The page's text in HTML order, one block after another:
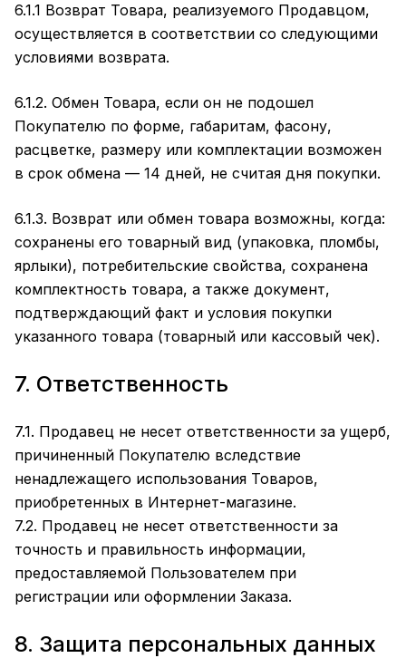
6.1.1 Возврат Товара, реализуемого Продавцом,
осуществляется в соответствии со следующими
условиями возврата.
6.1.2. Обмен Товара, если он не подошел
Покупателю по форме, габаритам, фасону,
расцветке, размеру или комплектации возможен
в срок обмена — 14 дней, не считая дня покупки.
6.1.3. Возврат или обмен товара возможны, когда:
сохранены его товарный вид (упаковка, пломбы,
ярлыки), потребительские свойства, сохранена
комплектность товара, а также документ,
подтверждающий факт и условия покупки
указанного товара (товарный или кассовый чек).
7. Ответственность
7.1. Продавец не несет ответственности за ущерб,
причиненный Покупателю вследствие
ненадлежащего использования Товаров,
приобретенных в Интернет-магазине.
7.2. Продавец не несет ответственности за
точность и правильность информации,
предоставляемой Пользователем при
регистрации или оформлении Заказа.
8. Защита персональных данных